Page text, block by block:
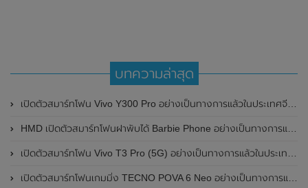
บทความล่าสุด
เปิดตัวสมาร์ทโฟน Vivo Y300 Pro อย่างเป็นทางการแล้วในประเทศจีน มาพร้อมดีไซน์พรีเมี่ยม ทนทาน และแบตเตอรี่สุดอึดขนาดใหญ่ 6,500mAh พร้อมรองรับการชาร์จไว 80W
HMD เปิดตัวสมาร์ทโฟนฝาพับได้ Barbie Phone อย่างเป็นทางการแล้ว มาพร้อมธีมสีชมพูสดใส
เปิดตัวสมาร์ทโฟน Vivo T3 Pro (5G) อย่างเป็นทางการแล้วในประเทศอินเดีย
เปิดตัวสมาร์ทโฟนเกมมิ่ง TECNO POVA 6 Neo อย่างเป็นทางการแล้วในประเทศไทย ในราคา 8,499 บาท